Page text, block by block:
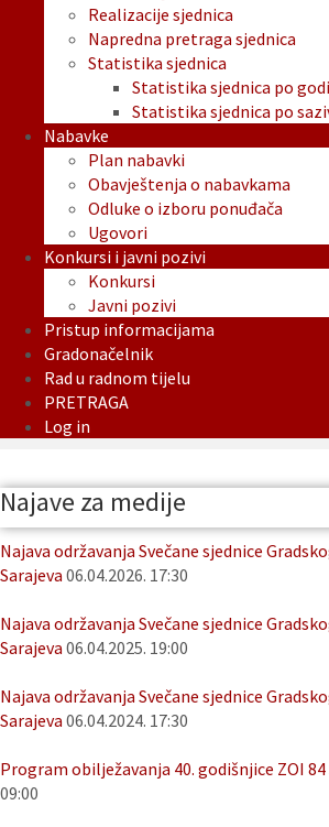
Realizacije sjednica
Napredna pretraga sjednica
Statistika sjednica
Statistika sjednica po
Statistika sjednica po
Nabavke
Plan nabavki
Obavještenja o nabavkama
Odluke o izboru ponuđača
Ugovori
Konkursi i javni pozivi
Konkursi
Javni pozivi
Pristup informacijama
Gradonačelnik
Rad u radnom tijelu
PRETRAGA
Log in
Najave za medije
Najava održavanja Svečane sjednice
Sarajeva 06.04.2026. 17:30
Najava održavanja Svečane sjednice
Sarajeva 06.04.2025. 19:00
Najava održavanja Svečane sjednice
Sarajeva 06.04.2024. 17:30
Program obilježavanja 40. godišnjice ZOI 84
09:00